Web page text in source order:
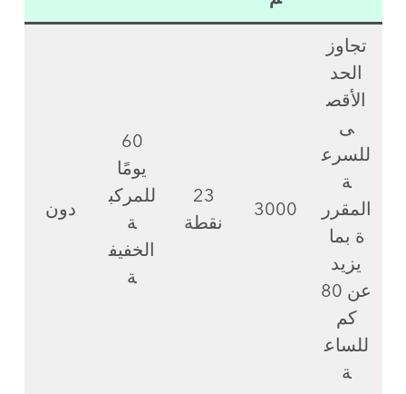
تجاوز
الحد
الأقص
ى
للسرع
ة
المقرر
ة بما
يزيد
عن 80
كم
للساع
ة
3000
23
نقطة
60
يومًا
للمركب
ة
الخفيف
ة
دون